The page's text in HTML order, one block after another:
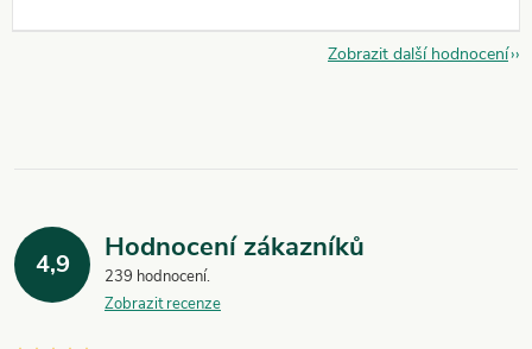
Zobrazit další hodnocení
4,9 Hodnocení zákazníků
239 hodnocení
Zobrazit recenze